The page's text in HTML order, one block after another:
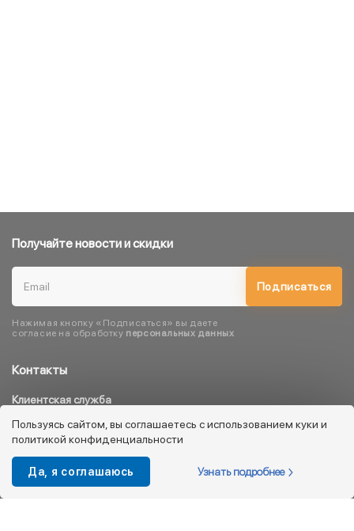
Контакты
Клиентская служба
8 800 333 08 45
info@kotofey.ru
Магазины в Москва (50)
Получайте новости и скидки
Подписаться
Нажимая кнопку «Подписаться» вы даете
согласие на обработку персональных данных
Пользуясь сайтом, вы соглашаетесь с использованием куки и
политикой конфиденциальности
Да, я соглашаюсь Узнать подробнее